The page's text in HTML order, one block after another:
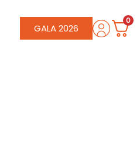
GALA 2026
0